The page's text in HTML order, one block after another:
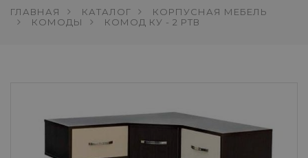
ГЛАВНАЯ КАТАЛОГ
КОРПУСНАЯ МЕБЕЛЬ
КОМОДЫ
КОМОД КУ - 2 РТВ